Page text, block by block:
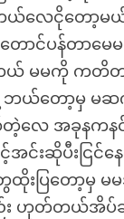
ယ်လေငိုတော့မယ်
တောင်ပန်တာမ
တယ် မမကို ကတိတ
ဘယ်တော့မှ မ
လေ အခုနကန
င်းဆိုပီးငြင်န
ပြတော့မှ မမ
း ဟုတ်တယ်အိပ်ခ